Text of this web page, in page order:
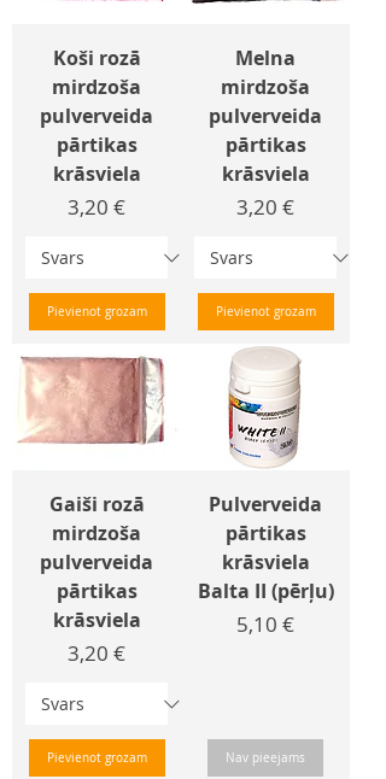
Koši rozā
mirdzoša
pulverveida
pārtikas
krāsviela
Cena
3,20 €
Pievienot grozam
Melna
mirdzoša
pulverveida
pārtikas
krāsviela
Cena
3,20 €
Pievienot grozam
Gaiši rozā
mirdzoša
pulverveida
pārtikas
krāsviela
Cena
3,20 €
Pievienot grozam
Pulverveida
pārtikas
krāsviela
Balta II (pērļu)
Cena
5,10 €
Nav pieejams